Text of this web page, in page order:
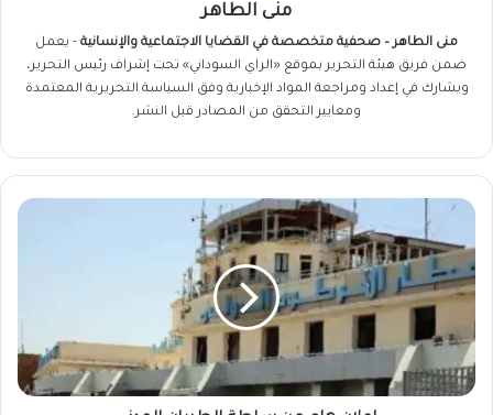
منى الطاهر
منى الطاهر – صحفية متخصصة في القضايا الاجتماعية والإنسانية - يعمل
ضمن فريق هيئة التحرير بموقع «الراي السوداني» تحت إشراف رئيس التحرير،
ويشارك في إعداد ومراجعة المواد الإخبارية وفق السياسة التحريرية المعتمدة
ومعايير التحقق من المصادر قبل النشر.
إعلان
من
سلطة
الطيران
المدني